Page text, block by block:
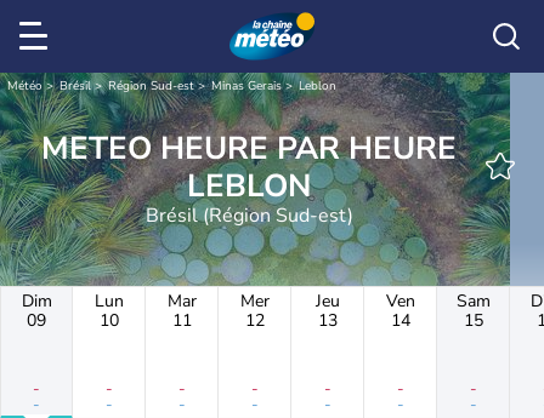
Météo Brésil Région Sud-est Minas Gerais Leblon
METEO HEURE PAR HEURE
LEBLON
Brésil (Région Sud-est)
Dim
09
-
-
Lun
10
-
-
Mar
11
-
-
Mer
12
-
-
Jeu
13
-
-
Ven
14
-
-
Sam
15
-
-